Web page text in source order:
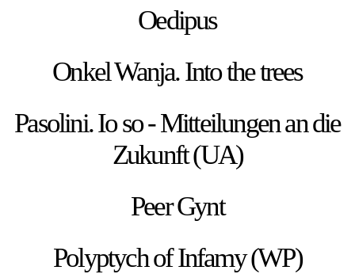
Oedipus
Onkel Wanja. Into the trees
Pasolini. Io so - Mitteilungen an die
Zukunft (UA)
Peer Gynt
Polyptych of Infamy (WP)